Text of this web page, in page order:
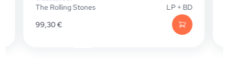
The Rolling Stones
LP + BD
99,30€